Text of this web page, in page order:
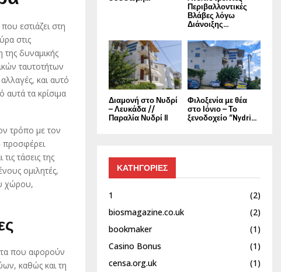
εστιάζει στη
στις
της δυναμικής
ταυτοτήτων
και αυτό
τα κρίσιμα
τρόπο με τον
προσφέρει
τάσεις της
ομιλητές,
χώρου,
που αφορούν
καθώς και τη
Περιβαλλοντικές
Βλάβες λόγω
Διάνοιξης...
Διαμονή στο Νυδρί
– Λευκάδα //
Παραλία Νυδρί II
Φιλοξενία με θέα
στο Ιόνιο – Το
ξενοδοχείο “Nydri...
ΚΑΤΗΓΟΡΙΕΣ
1
(2)
biosmagazine.co.uk
(2)
bookmaker
(1)
Casino Bonus
(1)
censa.org.uk
(1)